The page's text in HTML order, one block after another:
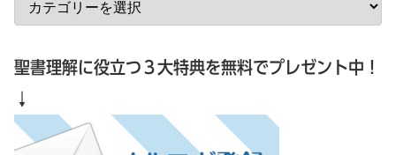
聖書理解に役立つ３大特典を無料でプレゼント中！
↓